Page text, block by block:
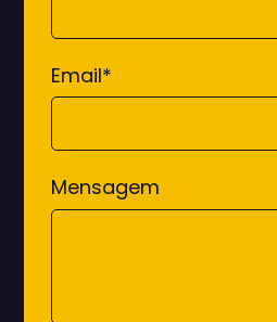
Email*
Mensagem